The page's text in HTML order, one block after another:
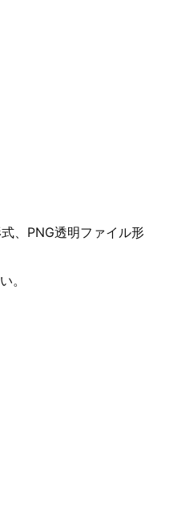
、PNG透明ファイル形
。